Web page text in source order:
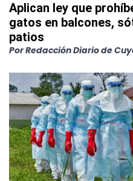
Aplican ley que
gatos en balcones,
patios
PorRedacción Diario de